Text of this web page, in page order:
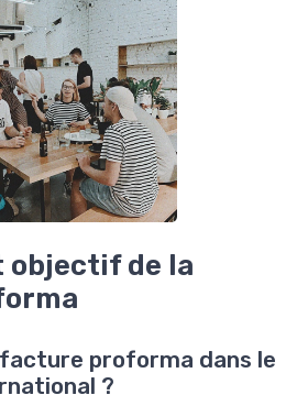
objectif de la
proforma dans le
?